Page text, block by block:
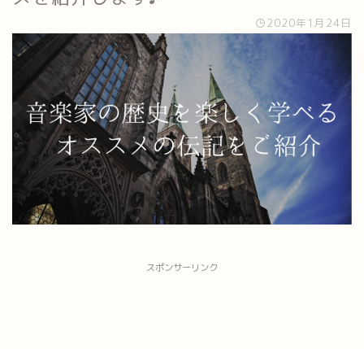
2020年1月24日
スポンサーリンク